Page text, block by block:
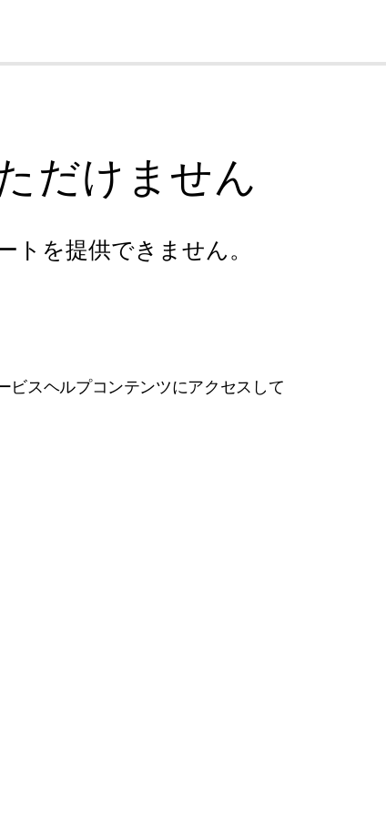
だけません
を提供できません。
ビスヘルプコンテンツにアクセスして